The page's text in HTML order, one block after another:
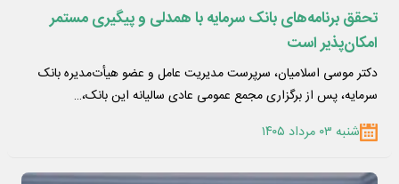
تحقق برنامه‌های بانک سرمایه با همدلی و پیگیری مستمر
امکان‌پذیر است
دکتر موسی اسلامیان، سرپرست مدیریت عامل و عضو هیأت‌مدیره بانک
سرمایه، پس از برگزاری مجمع عمومی عادی سالیانه این بانک،…
شنبه ۰۳ مرداد ۱۴۰۵